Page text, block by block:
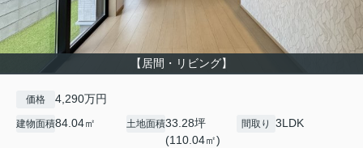
【居間・リビング】
価格 4,290万円
建物面積84.04㎡ 土地面積33.28坪
(110.04㎡)
間取り 3LDK